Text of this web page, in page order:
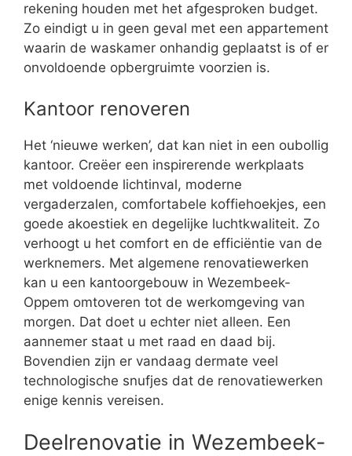
rekening houden met het afgesproken budget.
Zo eindigt u in geen geval met een appartement
waarin de waskamer onhandig geplaatst is of er
onvoldoende opbergruimte voorzien is.
Kantoor renoveren
Het ‘nieuwe werken’, dat kan niet in een oubollig
kantoor. Creëer een inspirerende werkplaats
met voldoende lichtinval, moderne
vergaderzalen, comfortabele koffiehoekjes, een
goede akoestiek en degelijke luchtkwaliteit. Zo
verhoogt u het comfort en de efficiëntie van de
werknemers. Met algemene renovatiewerken
kan u een kantoorgebouw in Wezembeek-
Oppem omtoveren tot de werkomgeving van
morgen. Dat doet u echter niet alleen. Een
aannemer staat u met raad en daad bij.
Bovendien zijn er vandaag dermate veel
technologische snufjes dat de renovatiewerken
enige kennis vereisen.
Deelrenovatie in Wezembeek-